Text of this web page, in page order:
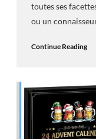
toutes ses
ou un
Continue Reading